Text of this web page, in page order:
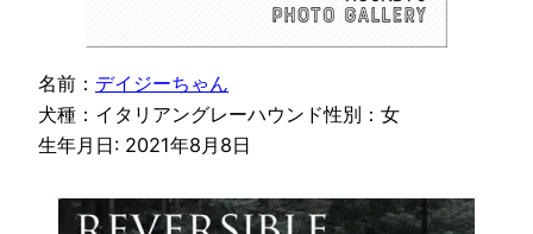
名前： デイジーちゃん
犬種：イタリアングレーハウンド性別：女
生年月日: 2021年8月8日